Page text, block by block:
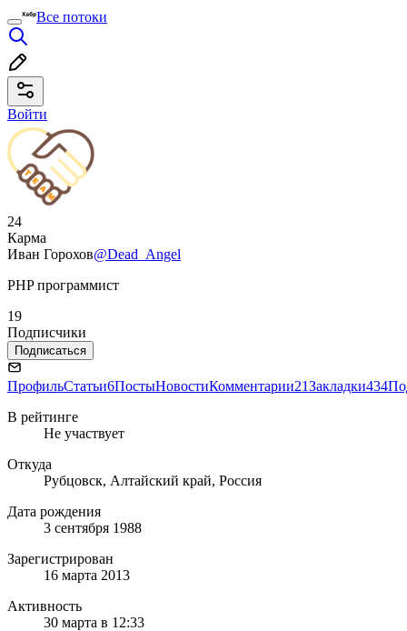
Все потоки
Войти
24
Карма
Иван Горохов@Dead_Angel
PHP программист
19
Подписчики
Подписаться
ПрофильСтатьи6ПостыНовостиКомментарии21Закладки434
В рейтинге
Не участвует
Откуда
Рубцовск, Алтайский край, Россия
Дата рождения
3 сентября 1988
Зарегистрирован
16 марта 2013
Активность
30 марта в 12:33